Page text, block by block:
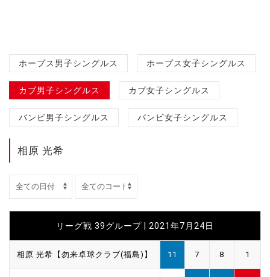
ホープス男子シングルス ホープス女子シングルス
カブ男子シングルス カブ女子シングルス
バンビ男子シングルス バンビ女子シングルス
相原 光希
リーグ戦 39グループ | 2021年7月24日
相原 光希【勿来卓球クラブ(福島)】 11 7 8 1